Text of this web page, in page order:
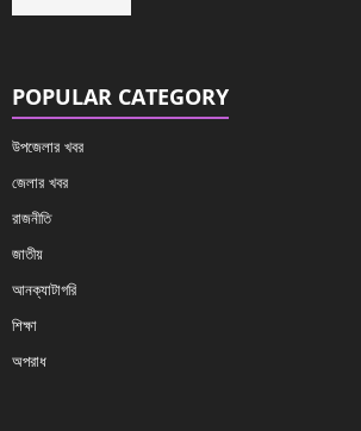
POPULAR CATEGORY
উপজেলার খবর
জেলার খবর
রাজনীতি
জাতীয়
আনক্যাটাগরি
শিক্ষা
অপরাধ